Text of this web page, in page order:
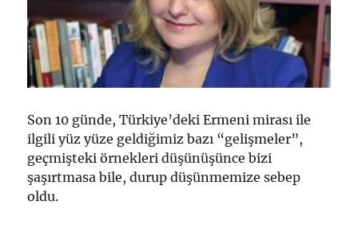
Son 10 günde, Türkiye’deki Ermeni mirası ile
ilgili yüz yüze geldiğimiz bazı “gelişmeler”,
geçmişteki örnekleri düşünüşünce bizi
şaşırtmasa bile, durup düşünmemize sebep
oldu.